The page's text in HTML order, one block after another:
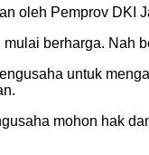
oleh Pemprov DKI
berharga. Nah
untuk
mohon hak